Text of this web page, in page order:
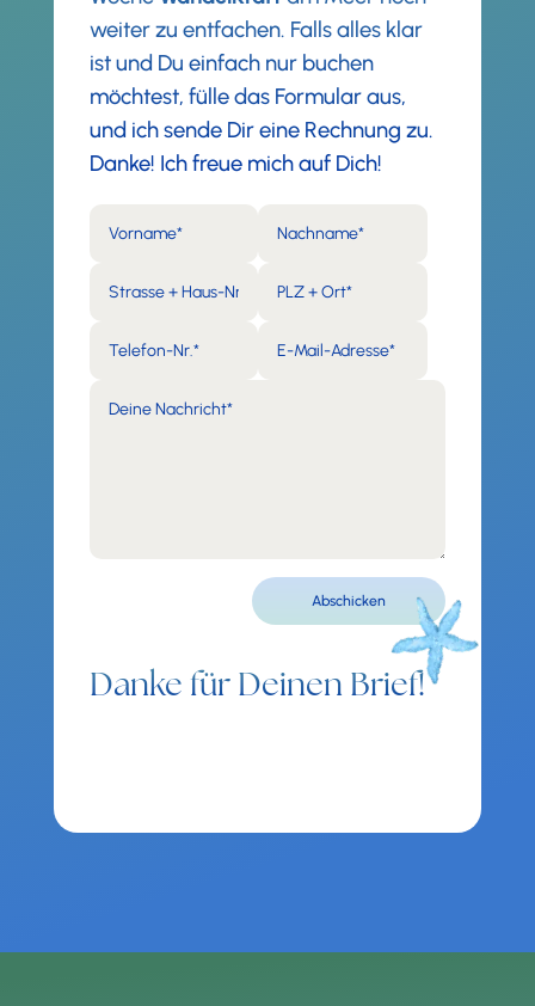
weiter zu entfachen. Falls alles klar
ist und Du einfach nur buchen
möchtest, fülle das Formular aus,
und ich sende Dir eine Rechnung zu.
Danke! Ich freue mich auf Dich!
Abschicken
Danke für Deinen Brief!